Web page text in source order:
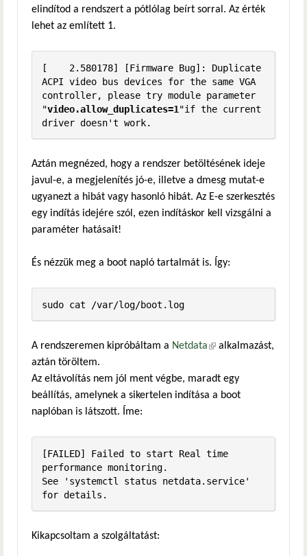
elindítod a rendszert a pótlólag beírt sorral. Az érték
lehet az említett 1.
[    2.580178] [Firmware Bug]: Duplicate
ACPI video bus devices for the same VGA
controller, please try module parameter
"video.allow_duplicates=1 "if the current
driver doesn't work.
Aztán megnézed, hogy a rendszer betöltésének ideje
javul-e, a megjelenítés jó-e, illetve a dmesg mutat-e
ugyanezt a hibát vagy hasonló hibát. Az E-e szerkesztés
egy indítás idejére szól, ezen indításkor kell vizsgálni a
paraméter hatásait!
És nézzük meg a boot napló tartalmát is. Így:
sudo cat /var/log/boot.log
A rendszeremen kipróbáltam a Netdata(külső hivatkozás)
alkalmazást,
aztán töröltem.
Az eltávolítás nem jól ment végbe, maradt egy
beállítás, amelynek a sikertelen indítása a boot
naplóban is látszott. Íme:
[FAILED] Failed to start Real time
performance monitoring.
See 'systemctl status netdata.service'
for details.
Kikapcsoltam a szolgáltatást: